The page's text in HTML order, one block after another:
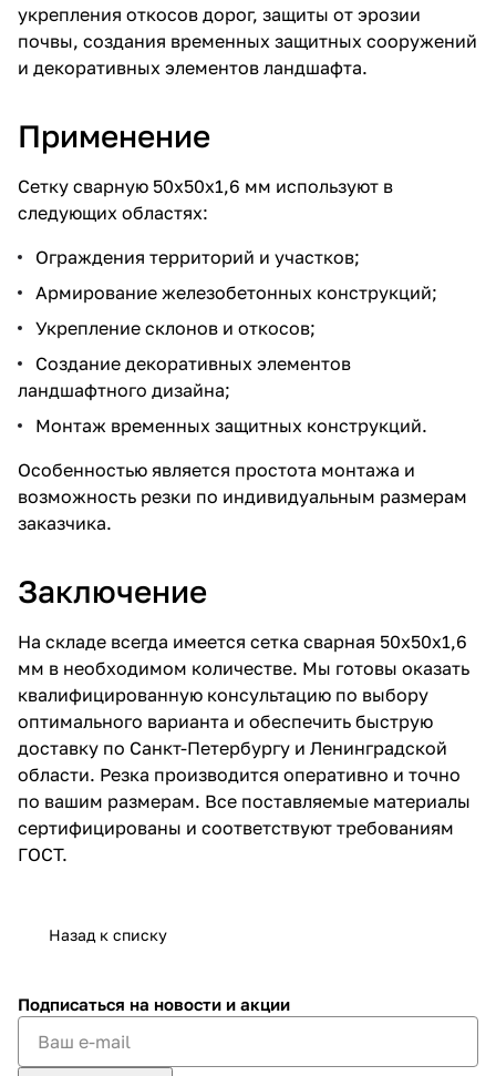
укрепления откосов дорог, защиты от эрозии
почвы, создания временных защитных сооружений
и декоративных элементов ландшафта.
Применение
Сетку сварную 50х50х1,6 мм используют в
следующих областях:
Ограждения территорий и участков;
Армирование железобетонных конструкций;
Укрепление склонов и откосов;
Создание декоративных элементов
ландшафтного дизайна;
Монтаж временных защитных конструкций.
Особенностью является простота монтажа и
возможность резки по индивидуальным размерам
заказчика.
Заключение
На складе всегда имеется сетка сварная 50х50х1,6
мм в необходимом количестве. Мы готовы оказать
квалифицированную консультацию по выбору
оптимального варианта и обеспечить быструю
доставку по Санкт-Петербургу и Ленинградской
области. Резка производится оперативно и точно
по вашим размерам. Все поставляемые материалы
сертифицированы и соответствуют требованиям
ГОСТ.
Назад к списку
Подписаться на новости и акции